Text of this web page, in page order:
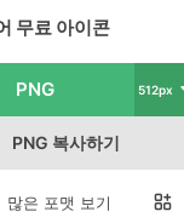
무료 아이콘
PNG 512px
PNG 복사하기
많은 포맷 보기